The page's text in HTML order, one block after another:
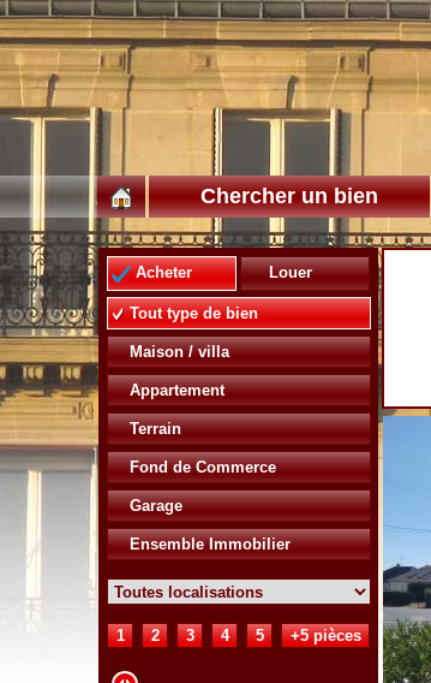
Chercher un bien
Acheter Louer
Tout type de bien
Maison / villa
Appartement
Terrain
Fond de Commerce
Garage
Ensemble Immobilier
1 2 3 4 5 +5 pièces